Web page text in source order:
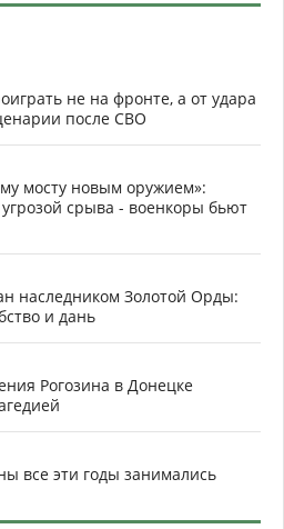
не на фронте, а от удара
после СВО
мосту новым оружием»:
срыва - военкоры бьют
наследником Золотой Орды:
и дань
Рогозина в Донецке
все эти годы занимались